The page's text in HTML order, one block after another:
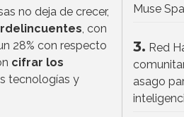
no deja de crecer,
, con
28% con respecto
cifrar los
tecnologías y
Muse
3. Red
asago